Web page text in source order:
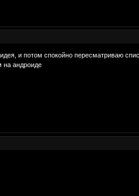
и потом спокойно пересматриваю
на андроиде